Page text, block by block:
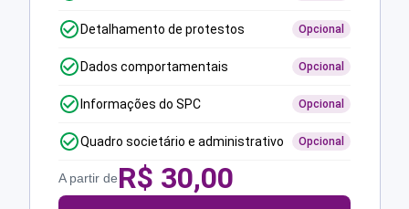
Detalhamento de protestos Opcional
Dados comportamentais Opcional
Informações do SPC Opcional
Quadro societário e administrativo Opcional
A partir deR$ 30,00